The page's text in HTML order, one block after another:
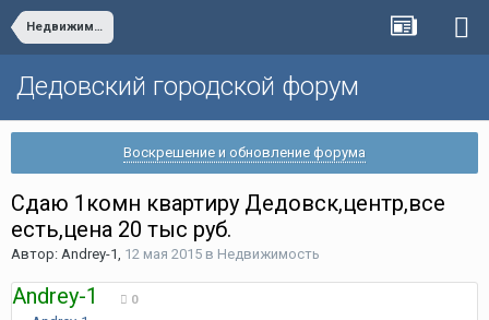
Недвижимость
Дедовский городской форум
Воскрешение и обновление форума
Сдаю 1комн квартиру Дедовск,центр,все
есть,цена 20 тыс руб.
Автор: Andrey-1, 12 мая 2015 в Недвижимость
Andrey-1 0